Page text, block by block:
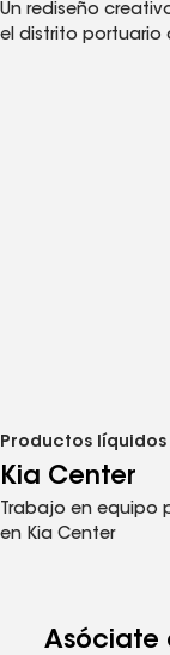
Un rediseño
el distrito portuario
Kia Center
Productos
Trabajo en equipo
en Kia Center
Asóciate